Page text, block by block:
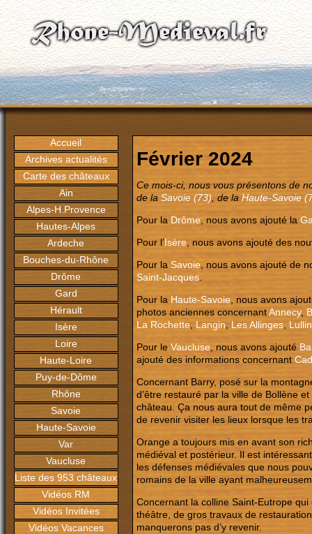
Accueil
Archives actualités
Carte des châteaux
Ain
Alpes-H.Provence
Hautes-Alpes
Ardeche
Bouches-du-Rhône
Drôme
Gard
Hérault
Isère
Loire
Haute-Loire
Puy-de-Dôme
Rhône
Savoie
Haute-Savoie
Var
Vaucluse
Liste des 953 châteaux
Vidéos RM
Vidéos Invitées
Vidéos Vacances
Février 2024
Ce mois-ci, nous vous présentons de
de la Savoie (73) , de la Haute-Savoie
Pour la Drôme , nous avons ajouté la
Pour l’Isère , nous avons ajouté des
Pour la Savoie, nous avons ajouté de
Saint-Jacques
Pour la Haute-Savoie , nous avons
photos anciennes concernantAnnecy,
La Rochette
Langin Les Allinges Lullin
Pour le Vaucluse , nous avons ajouté
ajouté des informations concernant
Concernant Barry, posé sur la
d’être restauré par la ville de Bollène
château. Ça nous aura tout de même
de revenir visiter les lieux lorsque les
Orange a toujours mis en avant son
médiéval et postérieur. Il est
les défenses médiévales que nous
romains de la ville ayant
Concernant la colline Saint-Eutrope
théâtre, de gros travaux de
manquerons pas d’y revenir.